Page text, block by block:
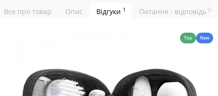
Все про товар Опис Відгуки 1 Питання - відповідь 0
Top New